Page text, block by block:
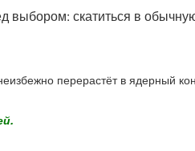
скатиться в
перерастёт в ядерный